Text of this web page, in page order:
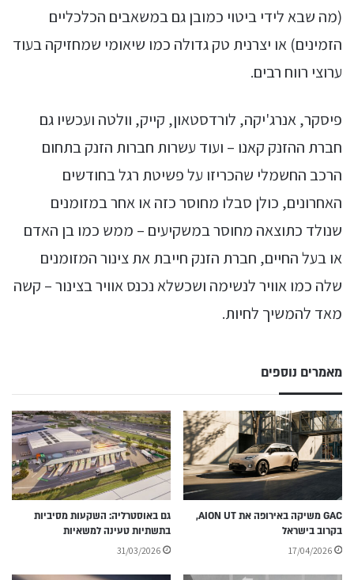
(מה שבא לידי ביטוי כמובן גם במשאבים הכלכליים
הזמינים) או יצרנית טק גדולה כמו שיאומי שמחזיקה בעוד
ערוצי רווח רבים.
פיסקר, אנרג'יקה, לורדסטאון, קייק, וולטה ועכשיו גם
חברת ההזנק קאנו – ועוד עשרות חברות הזנק בתחום
הרכב החשמלי שהכריזו על פשיטת רגל בחודשים
האחרונים, כולן סבלו מחוסר כזה או אחר במזומנים
שנולד כתוצאה מחוסר במשקיעים – ממש כמו בן האדם
או בעל החיים, חברת הזנק חייבת את צינור המזומנים
שלה כמו אוויר לנשימה ושכשלא נכנס אוויר בצינור – קשה
מאד להמשיך לחיות.
מאמרים נוספים
GAC משיקה באירופה את AION UT,
בקרוב בישראל
17/04/2026
גם באוסטרליה: השקעות מסיביות
בתשתיות טעינה למשאיות
31/03/2026